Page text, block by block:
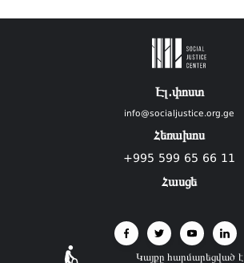
Էլ.փոստ
info@socialjustice.org.ge
Հեռախոս
+995 599 65 66 11
Հասցե
Կայքը հարմարեցված է